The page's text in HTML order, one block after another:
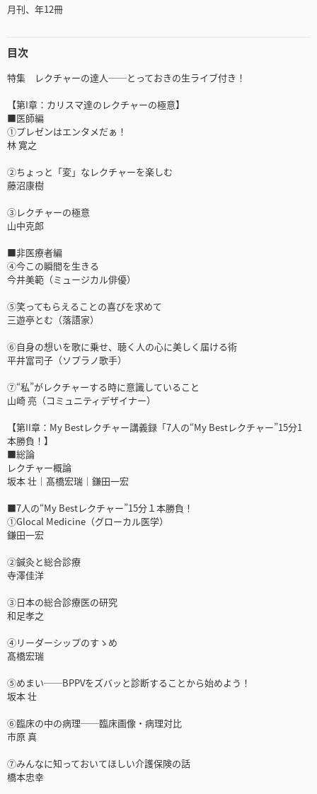
月刊、年12冊
目次
特集 レクチャーの達人──とっておきの生ライブ付き！
【第I章：カリスマ達のレクチャーの極意】
■医師編
①プレゼンはエンタメだぁ！
林 寛之
②ちょっと「変」なレクチャーを楽しむ
藤沼康樹
③レクチャーの極意
山中克郎
■非医療者編
④今この瞬間を生きる
今井美範（ミュージカル俳優）
⑤笑ってもらえることの喜びを求めて
三遊亭とむ（落語家）
⑥自身の想いを歌に乗せ、聴く人の心に美しく届ける術
平井富司子（ソプラノ歌手）
⑦“私”がレクチャーする時に意識していること
山崎 亮（コミュニティデザイナー）
【第II章：My Bestレクチャー講義録「7人の“My Bestレクチャー”15分1
本勝負！】
■総論
レクチャー概論
坂本 壮｜髙橋宏瑞｜鎌田一宏
■7人の“My Bestレクチャー”15分１本勝負！
①Glocal Medicine（グローカル医学）
鎌田一宏
②鍼灸と総合診療
寺澤佳洋
③日本の総合診療医の研究
和足孝之
④リーダーシップのすゝめ
髙橋宏瑞
⑤めまい──BPPVをズバッと診断することから始めよう！
坂本 壮
⑥臨床の中の病理──臨床画像・病理対比
市原 真
⑦みんなに知っておいてほしい介護保険の話
橋本忠幸